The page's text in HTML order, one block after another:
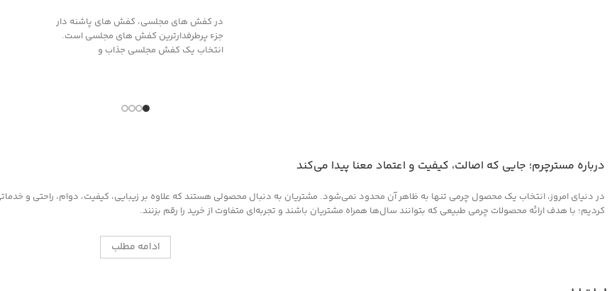
در کفش های مجلسی، کفش های پاشنه دار
جزء پرطرفدارترین کفش های مجلسی است.
انتخاب یک کفش مجلسی جذاب و
درباره مسترچرم؛ جایی که اصالت، کیفیت و اعتماد معنا پیدا می‌کند
در دنیای امروز، انتخاب یک محصول چرمی تنها به ظاهر آن محدود نمی‌شود. مشتریان به دنبال محصولی هستند که علاوه بر زیبایی، کیفیت، دوام، راحتی و
کردیم؛ با هدف ارائه محصولات چرمی طبیعی که بتوانند سال‌ها همراه مشتریان باشند و تجربه‌ای متفاوت از خرید را رقم بزنند.
ادامه مطلب